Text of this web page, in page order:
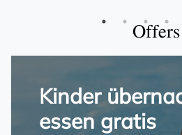
Offers
Kinder
essen gratis